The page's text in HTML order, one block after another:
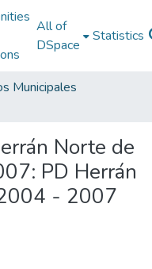
All of
DSpace
Statistics
Municipales
Norte de
PD Herrán
- 2007